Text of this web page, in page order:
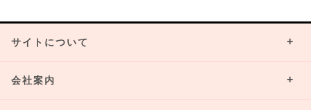
サイトについて
会社案内